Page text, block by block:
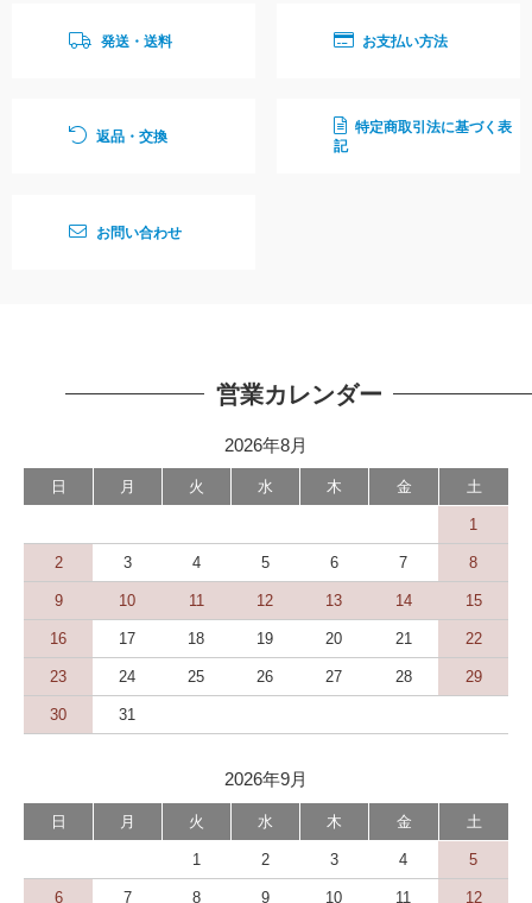
発送・送料 お支払い方法
返品・交換
特定商取引法に基づく表
記
お問い合わせ
営業カレンダー
2026年8月
日 月 火 水 木 金 土
1
2 3 4 5 6 7 8
9 10 11 12 13 14 15
16 17 18 19 20 21 22
23 24 25 26 27 28 29
30 31
2026年9月
日 月 火 水 木 金 土
1 2 3 4 5
6 7 8 9 10 11 12